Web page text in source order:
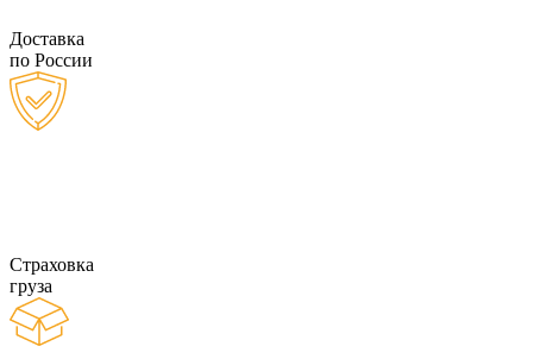
Доставка
по России
Страховка
груза